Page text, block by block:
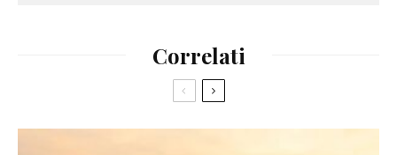
Correlati